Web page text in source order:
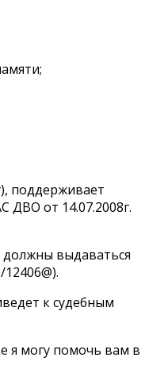
поддерживает
ДВО от 14.07.2008г.
выдаваться
к судебным
я могу помочь вам в